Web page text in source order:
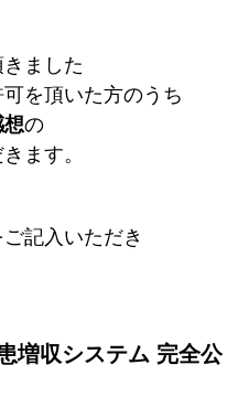
ました
可を頂いた方のうち
想の
ます。
記入いただき
増収システム 完全公